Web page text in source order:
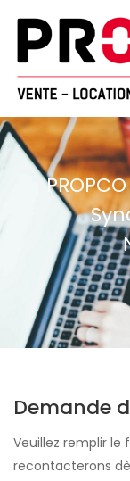
Demande
Veuillez remplir le
recontacterons